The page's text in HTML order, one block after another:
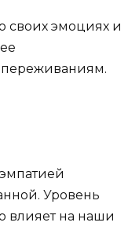
своих эмоциях и
Уровень
влияет на наши